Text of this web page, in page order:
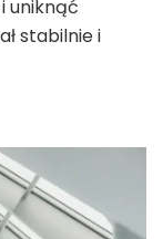
uniknąć
stabilnie i